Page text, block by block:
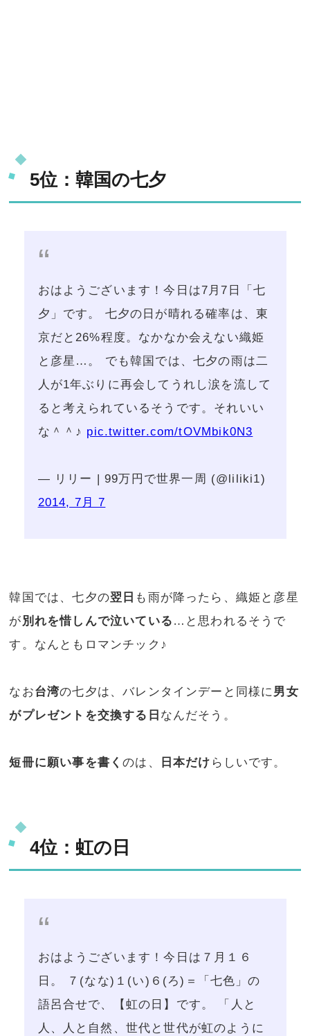
5位：韓国の七夕
おはようございます！今日は7月7日「七
夕」です。 七夕の日が晴れる確率は、東
京だと26%程度。なかなか会えない織姫
と彦星…。 でも韓国では、七夕の雨は二
人が1年ぶりに再会してうれし涙を流して
ると考えられているそうです。それいい
な＾＾♪ pic.twitter.com/tOVMbik0N3
— リリー | 99万円で世界一周 (@liliki1)
2014, 7月 7
韓国では、七夕の翌日 も雨が降ったら、織姫と彦星
が 別れを惜しんで泣いている …と思われるそうで
す。なんともロマンチック♪
なお台湾の七夕は、バレンタインデーと同様に男女
がプレゼントを交換する日 なんだそう。
短冊に願い事を書くのは、 日本だけ らしいです。
4位：虹の日
おはようございます！今日は７月１６
日。 ７(なな)１(い)６(ろ)＝「七色」の
語呂合せで、【虹の日】です。 「人と
人、人と自然、世代と世代が虹のように